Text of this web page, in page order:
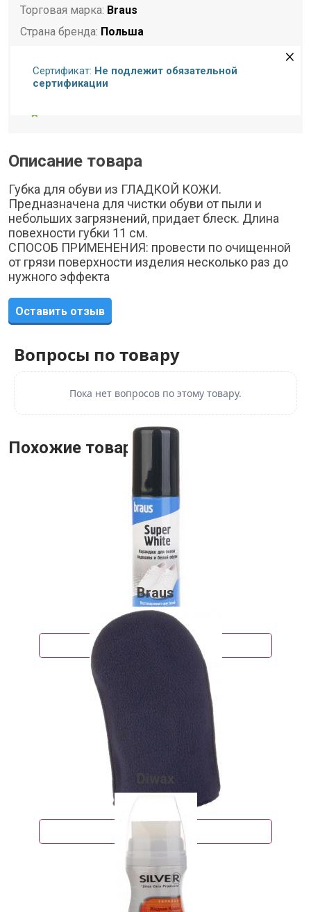
Торговая марка: Braus
Страна бренда: Польша
Комплектация:Губка для обуви
Сертификат: Не подлежит обязательной
сертификации
Описание товара
Губка для обуви из ГЛАДКОЙ КОЖИ.
Предназначена для чистки обуви от пыли и
небольших загрязнений, придает блеск. Длина
повехности губки 11 см.
СПОСОБ ПРИМЕНЕНИЯ: провести по очищенной
от грязи поверхности изделия несколько раз до
нужного эффекта
Оставить отзыв
Вопросы по товару
Пока нет вопросов по этому товару.
Похожие товары
Braus
590 руб.
Подробнее
Diwax
161 руб.
Подробнее